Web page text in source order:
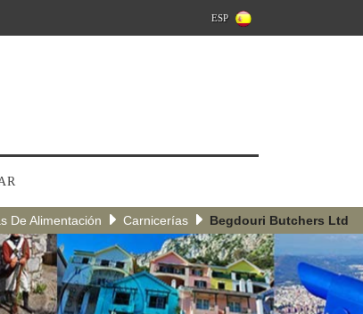
ESP
De Alimentación Carnicerías Begdouri Butchers Ltd